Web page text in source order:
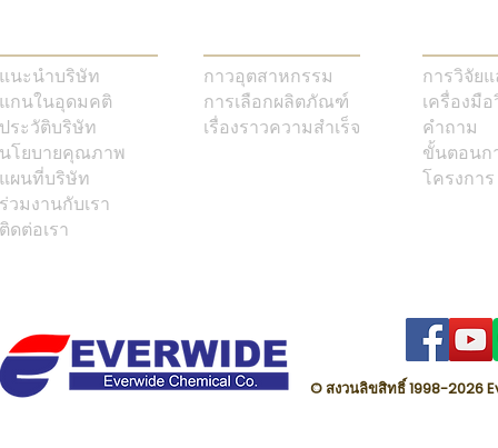
แนะนำบริษัท
แกนในอุดมคติ
ประวัติบริษัท
นโยบายคุณภาพ
แผนที่บริษัท
ร่วมงานกับเรา
ติดต่อเรา
กาวอุตสาหกรรม
การเลือกผลิตภัณฑ์
เรื่องราวความสำเร็จ
การวิจัย
เครื่องมื
คำถาม
ขั้นตอนก
โครงการ
© สงวนลิขสิทธิ์ 1998-2026